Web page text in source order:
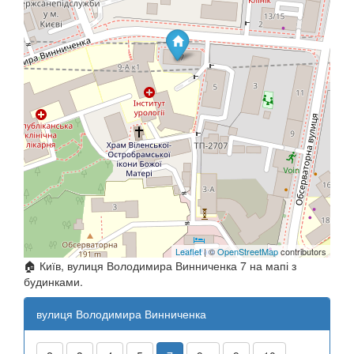
Leaflet| ©OpenStreetMapcontributors
🏠 Київ, вулиця Володимира Винниченка 7 на мапі з
будинками.
вулиця Володимира Винниченка